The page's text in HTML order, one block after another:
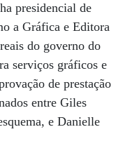
presidencial de
a Gráfica e Editora
do governo do
serviços gráficos e
de prestação
entre Giles
e Danielle